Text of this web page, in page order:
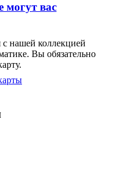
могут вас
с нашей коллекцией
Вы обязательно